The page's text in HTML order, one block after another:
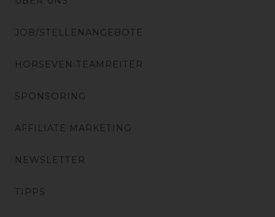
JOB/STELLENANGEBOTE
HORSEVEN TEAMREITER
SPONSORING
AFFILIATE MARKETING
NEWSLETTER
TIPPS